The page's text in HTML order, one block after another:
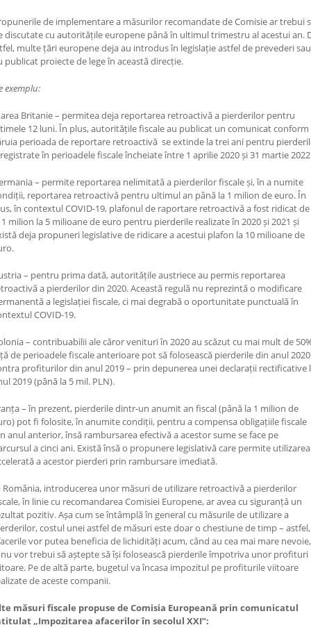
de implementare a măsurilor recomandate de Comisie ar trebui
discutate cu autoritățile europene până în ultimul trimestru al acestui an.
multe țări europene deja au introdus în legislație astfel de prevederi sau
publicat proiecte de lege în această direcție.
exemplu:
Britanie – permitea deja reportarea retroactivă a pierderilor pentru
12 luni. În plus, autoritățile fiscale au publicat un comunicat conform
perioada de reportare retroactivă se extinde la trei ani pentru
în perioadele fiscale încheiate între 1 aprilie 2020 și 31 martie
– permite reportarea nelimitată a pierderilor fiscale și, în a numite
reportarea retroactivă pentru ultimul an până la 1 milion de euro. În
în contextul COVID-19, plafonul de raportare retroactivă a fost ridicat de
1 milion la 5 milioane de euro pentru pierderile realizate în 2020 și 2021 și
deja propuneri legislative de ridicare a acestui plafon la 10 milioane de
– pentru prima dată, autoritățile austriece au permis reportarea
a pierderilor din 2020. Această regulă nu reprezintă o modificare
a legislației fiscale, ci mai degrabă o oportunitate punctuală în
COVID-19.
– contribuabilii ale căror venituri în 2020 au scăzut cu mai mult de
de perioadele fiscale anterioare pot să folosească pierderile din anul 2020
profiturilor din anul 2019 – prin depunerea unei declarații rectificative
2019 (până la 5 mil. PLN).
– în prezent, pierderile dintr-un anumit an fiscal (până la 1 milion de
pot fi folosite, în anumite condiții, pentru a compensa obligațiile fiscale
anul anterior, însă rambursarea efectivă a acestor sume se face pe
a cinci ani. Există însă o propunere legislativă care permite utilizarea
a acestor pierderi prin rambursare imediată.
România, introducerea unor măsuri de utilizare retroactivă a pierderilor
în linie cu recomandarea Comisiei Europene, ar avea cu siguranță un
pozitiv. Așa cum se întâmplă în general cu măsurile de utilizare a
costul unei astfel de măsuri este doar o chestiune de timp – astfel,
vor putea beneficia de lichidități acum, când au cea mai mare nevoie,
vor trebui să aștepte să își folosească pierderile împotriva unor profituri
Pe de altă parte, bugetul va încasa impozitul pe profiturile viitoare
de aceste companii.
măsuri fiscale propuse de Comisia Europeană prin comunicatul
„Impozitarea afacerilor în secolul XXI”: